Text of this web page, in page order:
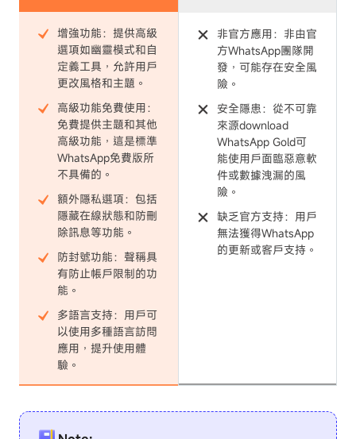
增強功能：提供高級
選項如幽靈模式和自
定義工具，允許用戶
更改風格和主題。
高級功能免費使用：
免費提供主題和其他
高級功能，這是標準
WhatsApp免費版所
不具備的。
額外隱私選項：包括
隱藏在線狀態和防刪
除訊息等功能。
防封號功能：聲稱具
有防止帳戶限制的功
能。
多語言支持：用戶可
以使用多種語言訪問
應用，提升使用體
驗。
非官方應用：非由官
方WhatsApp團隊開
發，可能存在安全風
險。
安全隱患：從不可靠
來源download
WhatsApp Gold可
能使用戶面臨惡意軟
件或數據洩漏的風
險。
缺乏官方支持：用戶
無法獲得WhatsApp
的更新或客戶支持。